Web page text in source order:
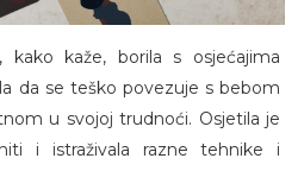
kako kaže, borila s osjećajima
da se teško povezuje s bebom
u svojoj trudnoći. Osjetila je
i istraživala razne tehnike i